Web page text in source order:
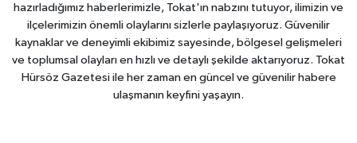
hazırladığımız haberlerimizle, Tokat'ın nabzını tutuyor, ilimizin ve
ilçelerimizin önemli olaylarını sizlerle paylaşıyoruz. Güvenilir
kaynaklar ve deneyimli ekibimiz sayesinde, bölgesel gelişmeleri
ve toplumsal olayları en hızlı ve detaylı şekilde aktarıyoruz. Tokat
Hürsöz Gazetesi ile her zaman en güncel ve güvenilir habere
ulaşmanın keyfini yaşayın.